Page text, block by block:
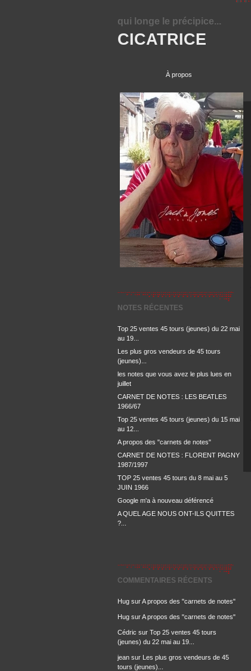
CICATRICE
qui longe le précipice...
À propos
NOTES RÉCENTES
Top 25 ventes 45 tours (jeunes) du 22 mai
au 19...
Les plus gros vendeurs de 45 tours
(jeunes)...
les notes que vous avez le plus lues en
juillet
CARNET DE NOTES : LES BEATLES
1966/67
Top 25 ventes 45 tours (jeunes) du 15 mai
au 12...
A propos des "carnets de notes"
CARNET DE NOTES : FLORENT PAGNY
1987/1997
TOP 25 ventes 45 tours du 8 mai au 5
JUIN 1966
Google m'a à nouveau déférencé
A QUEL AGE NOUS ONT-ILS QUITTES
?...
COMMENTAIRES RÉCENTS
Hug surA propos des "carnets de notes"
Hug surA propos des "carnets de notes"
Cédric sur Top 25 ventes 45 tours
(jeunes) du 22 mai au 19...
jean sur Les plus gros vendeurs de 45
tours (jeunes)...